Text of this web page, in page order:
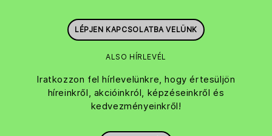
LÉPJEN KAPCSOLATBA VELÜNK
ALSO HÍRLEVÉL
Iratkozzon fel hírlevelünkre, hogy értesüljön
híreinkről, akcióinkról, képzéseinkről és
kedvezményeinkről!